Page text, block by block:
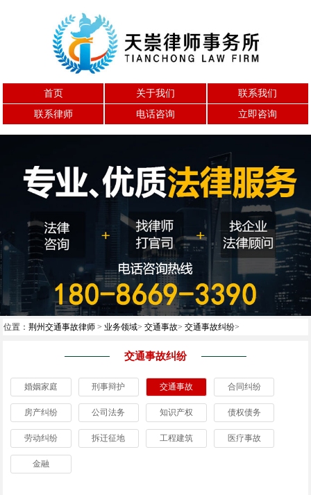
首页 关于我们
联系我们
联系律师
电话咨询 立即咨询
位置： 荆州交通事故律师 > 业务领域> 交通事故> 交通事故纠纷>
交通事故纠纷
婚姻家庭 刑事辩护 交通事故 合同纠纷
房产纠纷 公司法务 知识产权 债权债务
劳动纠纷 拆迁征地 工程建筑 医疗事故
金融